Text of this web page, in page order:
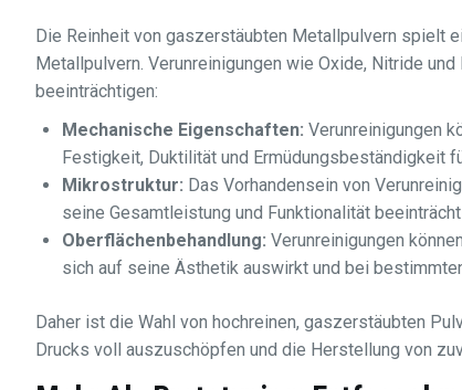
Die Reinheit von gaszerstäubten Metallpulvern spielt
Metallpulvern. Verunreinigungen wie Oxide, Nitride
beeinträchtigen:
Mechanische Eigenschaften: Verunreinigungen
Festigkeit, Duktilität und Ermüdungsbeständigkeit
Mikrostruktur: Das Vorhandensein von
seine Gesamtleistung und Funktionalität
Oberflächenbehandlung: Verunreinigungen
sich auf seine Ästhetik auswirkt und bei
Daher ist die Wahl von hochreinen, gaszerstäubten
Drucks voll auszuschöpfen und die Herstellung von